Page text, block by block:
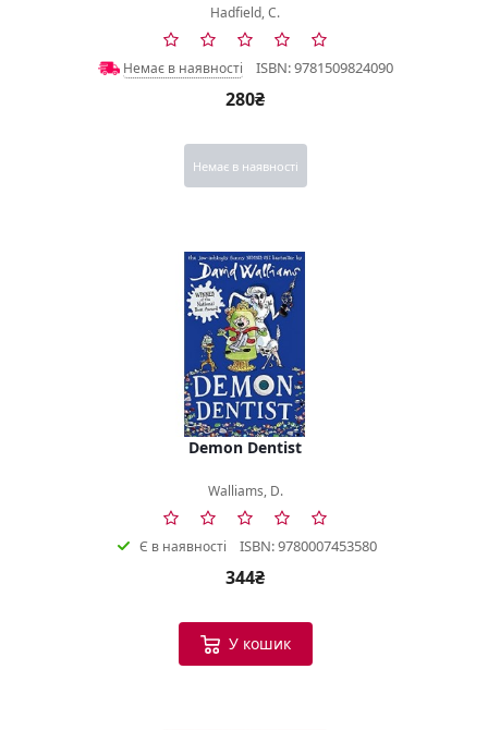
Hadfield, C.
Немає в наявності ISBN: 9781509824090
280₴
Немає в наявності
Demon Dentist
Walliams, D.
Є в наявності ISBN: 9780007453580
344₴
У кошик